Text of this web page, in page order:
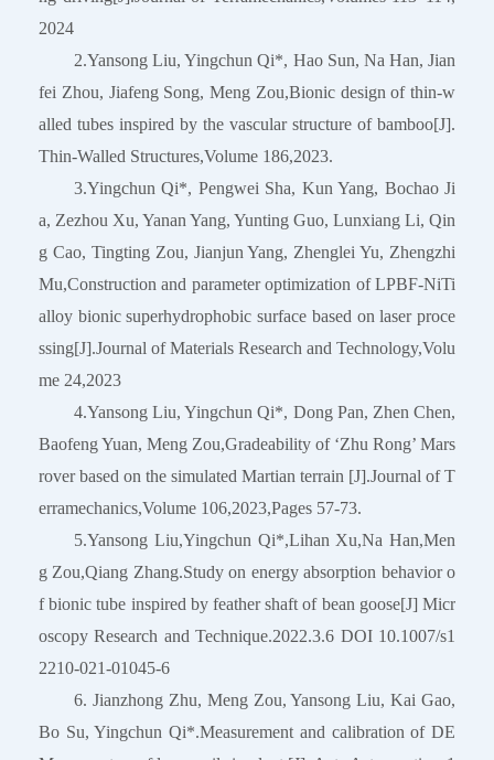
2024
2.Yansong Liu, Yingchun Qi*, Hao Sun, Na Han, Jian
fei Zhou, Jiafeng Song, Meng Zou,Bionic design of thin-w
alled tubes inspired by the vascular structure of bamboo[J].
Thin-Walled Structures,Volume 186,2023.
3.Yingchun Qi*, Pengwei Sha, Kun Yang, Bochao Ji
a, Zezhou Xu, Yanan Yang, Yunting Guo, Lunxiang Li, Qin
g Cao, Tingting Zou, Jianjun Yang, Zhenglei Yu, Zhengzhi
Mu,Construction and parameter optimization of LPBF-NiTi
alloy bionic superhydrophobic surface based on laser proce
ssing[J].Journal of Materials Research and Technology,Volu
me 24,2023
4.Yansong Liu, Yingchun Qi*, Dong Pan, Zhen Chen,
Baofeng Yuan, Meng Zou,Gradeability of ‘Zhu Rong’ Mars
rover based on the simulated Martian terrain [J].Journal of T
erramechanics,Volume 106,2023,Pages 57-73.
5.Yansong Liu,Yingchun Qi*,Lihan Xu,Na Han,Men
g Zou,Qiang Zhang.Study on energy absorption behavior o
f bionic tube inspired by feather shaft of bean goose[J] Micr
oscopy Research and Technique.2022.3.6 DOI 10.1007/s1
2210-021-01045-6
6. Jianzhong Zhu, Meng Zou, Yansong Liu, Kai Gao,
Bo Su, Yingchun Qi*.Measurement and calibration of DE